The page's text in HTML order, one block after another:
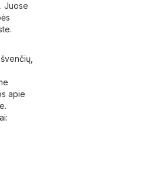
Juose
apie
: